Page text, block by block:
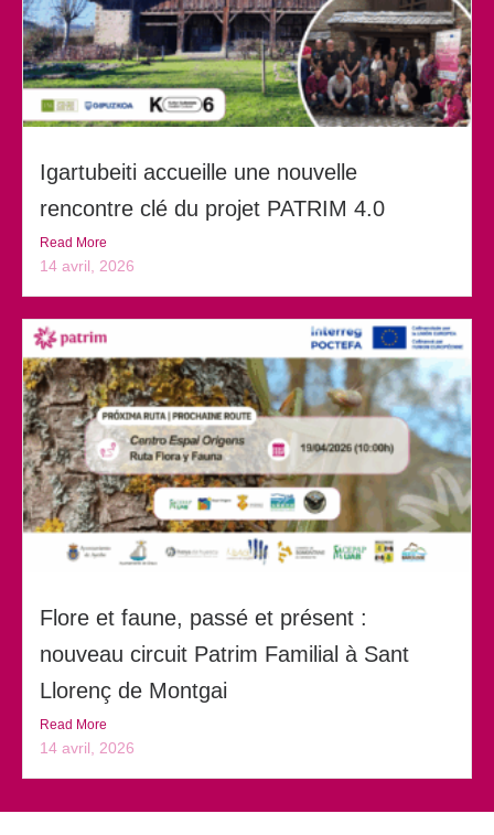
Igartubeiti accueille une nouvelle
rencontre clé du projet PATRIM 4.0
Read More
14 avril, 2026
Flore et faune, passé et présent :
nouveau circuit Patrim Familial à Sant
Llorenç de Montgai
Read More
14 avril, 2026